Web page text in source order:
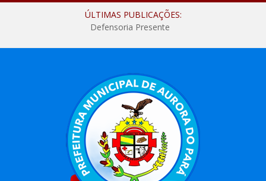
ÚLTIMAS PUBLICAÇÕES:
Defensoria Presente